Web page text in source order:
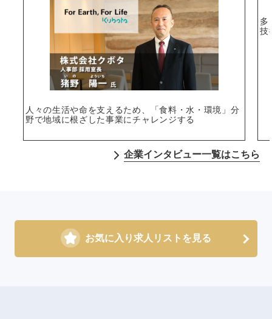
選択する
人々の生活や命を支えるため、「食料・水・環境」分
野で地域に根ざした事業にチャレンジする
多
技
企業インタビュー一覧はこちら
お気に入り求人リストを見る